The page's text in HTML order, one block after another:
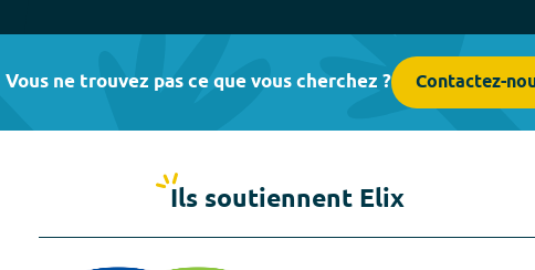
Vous ne trouvez pas ce que vous cherchez ? Contactez-
Ils soutiennent Elix